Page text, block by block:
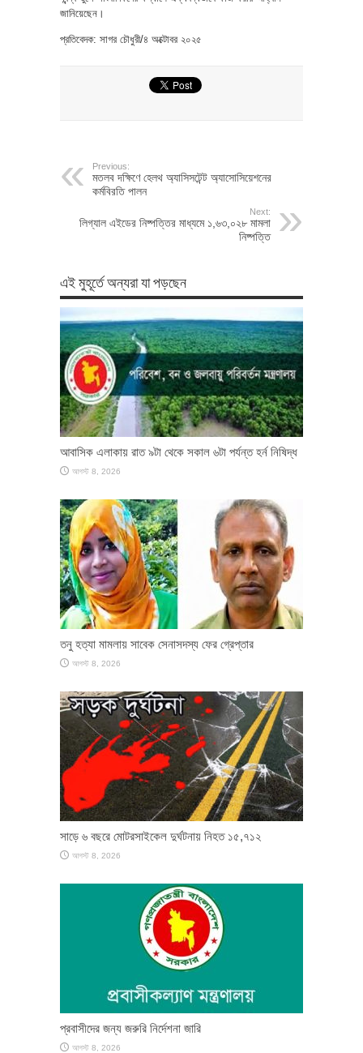
জানিয়েছেন।
প্রতিবেদক: সাগর চৌধুরী/৪ অক্টোবর ২০২৫
Previous:
মতলব দক্ষিণে হেলথ অ্যাসিসটেন্ট অ্যাসোসিয়েশনের
কর্মবিরতি পালন
Next:
লিগ্যাল এইডের নিষ্পত্তির মাধ্যমে ১,৬৩,০২৮ মামলা
নিষ্পত্তি
এই মুহূর্তে অন্যরা যা পড়ছেন
আবাসিক এলাকায় রাত ৯টা থেকে সকাল ৬টা পর্যন্ত হর্ন নিষিদ্ধ
আগস্ট 8, 2026
তনু হত্যা মামলায় সাবেক সেনাসদস্য ফের গ্রেপ্তার
আগস্ট 8, 2026
সাড়ে ৬ বছরে মোটরসাইকেল দুর্ঘটনায় নিহত ১৫,৭১২
আগস্ট 8, 2026
প্রবাসীদের জন্য জরুরি নির্দেশনা জারি
আগস্ট 8, 2026